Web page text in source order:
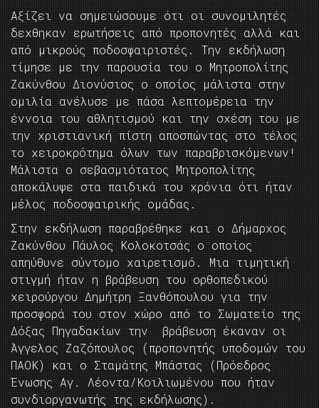
Αξίζει να σημειώσουμε ότι οι συνομιλητές
δεχθηκαν ερωτήσεις από προπονητές αλλά και
από μικρούς ποδοσφαιριστές. Την εκδήλωση
τίμησε με την παρουσία του ο Μητροπολίτης
Ζακύνθου Διονύσιος ο οποίος μάλιστα στην
ομιλία ανέλυσε με πάσα λεπτομέρεια την
έννοια του αθλητισμού και την σχέση του με
την χριστιανική πίστη αποσπώντας στο τέλος
το χειροκρότημα όλων των παραβρισκόμενων!
Μάλιστα ο σεβασμιότατος Μητροπολίτης
αποκάλυψε στα παιδικά του χρόνια ότι ήταν
μέλος ποδοσφαιρικής ομάδας.
Στην εκδήλωση παραβρέθηκε και ο Δήμαρχος
Ζακύνθου Πάυλος Κολοκοτσάς ο οποίος
απηύθυνε σύντομο χαιρετισμό. Μια τιμητική
στιγμή ήταν η βράβευση του ορθοπεδικού
χειρούργου Δημήτρη Ξανθόπουλου για την
προσφορά του στον χώρο από το Σωματείο της
Δόξας Πηγαδακίων την βράβευση έκαναν οι
Άγγελος Ζαζόπουλος (προπονητής υποδομών του
ΠΑΟΚ) και ο Σταμάτης Μπάστας (Πρόεδρος
Ένωσης Αγ. Λέοντα/Κοιλιωμένου που ήταν
συνδιοργανωτής της εκδήλωσης).